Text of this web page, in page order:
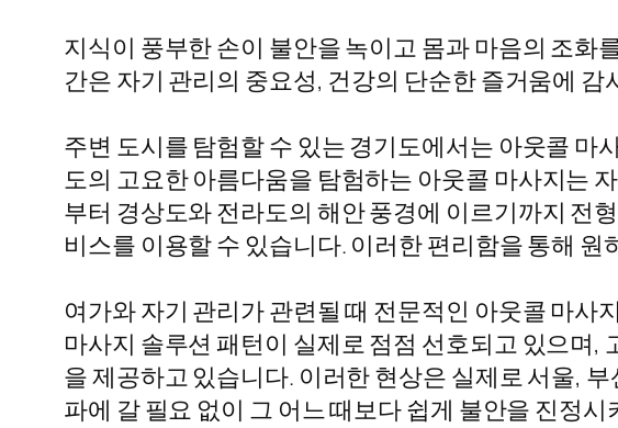
지식이 풍부한 손이 불안을 녹이고 몸과 마음의 조화
간은 자기 관리의 중요성, 건강의 단순한 즐거움에
주변 도시를 탐험할 수 있는 경기도에서는 아웃콜
도의 고요한 아름다움을 탐험하는 아웃콜 마사지는
부터 경상도와 전라도의 해안 풍경에 이르기까지 전
비스를 이용할 수 있습니다. 이러한 편리함을 통해
여가와 자기 관리가 관련될 때 전문적인 아웃콜 마
마사지 솔루션 패턴이 실제로 점점 선호되고 있으며
을 제공하고 있습니다. 이러한 현상은 실제로 서울,
파에 갈 필요 없이 그 어느 때보다 쉽게 불안을 진정